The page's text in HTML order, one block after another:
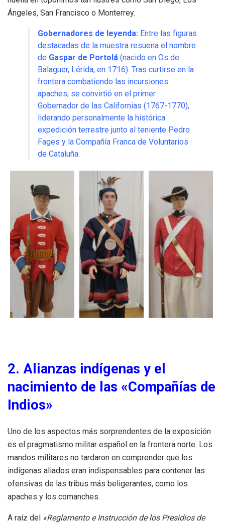
Ángeles, San Francisco o Monterrey.
Gobernadores de leyenda: Entre las figuras
destacadas de la muestra resuena el nombre
de Gaspar de Portolá (nacido en Os de
Balaguer, Lérida, en 1716). Tras curtirse en la
frontera combatiendo las incursiones
apaches, se convirtió en el primer
Gobernador de las Californias (1767-1770),
liderando personalmente la histórica
expedición terrestre junto al teniente Pedro
Fages y la Compañía Franca de Voluntarios
de Cataluña.
2. Alianzas indígenas y el
nacimiento de las «Compañías de
Indios»
Uno de los aspectos más sorprendentes de la exposición
es el pragmatismo militar español en la frontera norte. Los
mandos militares no tardaron en comprender que los
indígenas aliados eran indispensables para contener las
ofensivas de las tribus más beligerantes, como los
apaches y los comanches.
A raíz del «Reglamento e Instrucción de los Presidios de